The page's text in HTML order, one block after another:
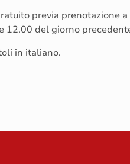
previa prenotazione
12.00 del giorno
in italiano.